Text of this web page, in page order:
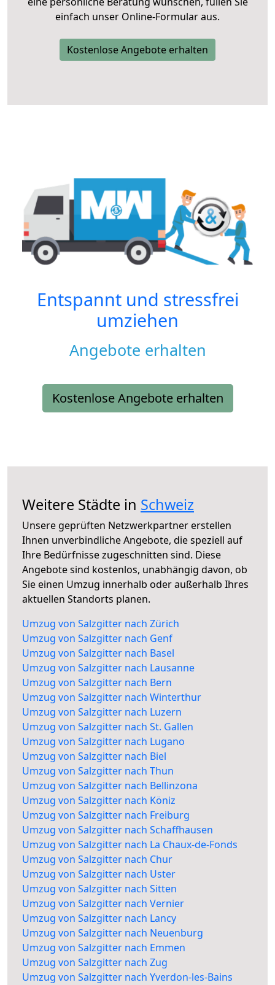
einfach unser Online-Formular aus.
Kostenlose Angebote erhalten
Entspannt und stressfrei
umziehen
Angebote erhalten
Kostenlose Angebote erhalten
Weitere Städte in Schweiz
Unsere geprüften Netzwerkpartner erstellen
Ihnen unverbindliche Angebote, die speziell auf
Ihre Bedürfnisse zugeschnitten sind. Diese
Angebote sind kostenlos, unabhängig davon, ob
Sie einen Umzug innerhalb oder außerhalb Ihres
aktuellen Standorts planen.
Umzug von Salzgitter nach Zürich
Umzug von Salzgitter nach Genf
Umzug von Salzgitter nach Basel
Umzug von Salzgitter nach Lausanne
Umzug von Salzgitter nach Bern
Umzug von Salzgitter nach Winterthur
Umzug von Salzgitter nach Luzern
Umzug von Salzgitter nach St. Gallen
Umzug von Salzgitter nach Lugano
Umzug von Salzgitter nach Biel
Umzug von Salzgitter nach Thun
Umzug von Salzgitter nach Bellinzona
Umzug von Salzgitter nach Köniz
Umzug von Salzgitter nach Freiburg
Umzug von Salzgitter nach Schaffhausen
Umzug von Salzgitter nach La Chaux-de-Fonds
Umzug von Salzgitter nach Chur
Umzug von Salzgitter nach Uster
Umzug von Salzgitter nach Sitten
Umzug von Salzgitter nach Vernier
Umzug von Salzgitter nach Lancy
Umzug von Salzgitter nach Neuenburg
Umzug von Salzgitter nach Emmen
Umzug von Salzgitter nach Zug
Umzug von Salzgitter nach Yverdon-les-Bains